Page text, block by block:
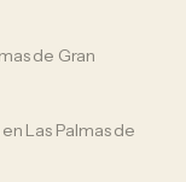
de Gran
Las Palmas de